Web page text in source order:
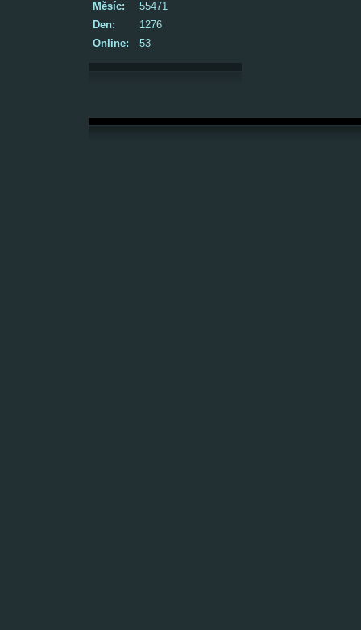
Online: 53
Měsíc:
55471
Den:
1276